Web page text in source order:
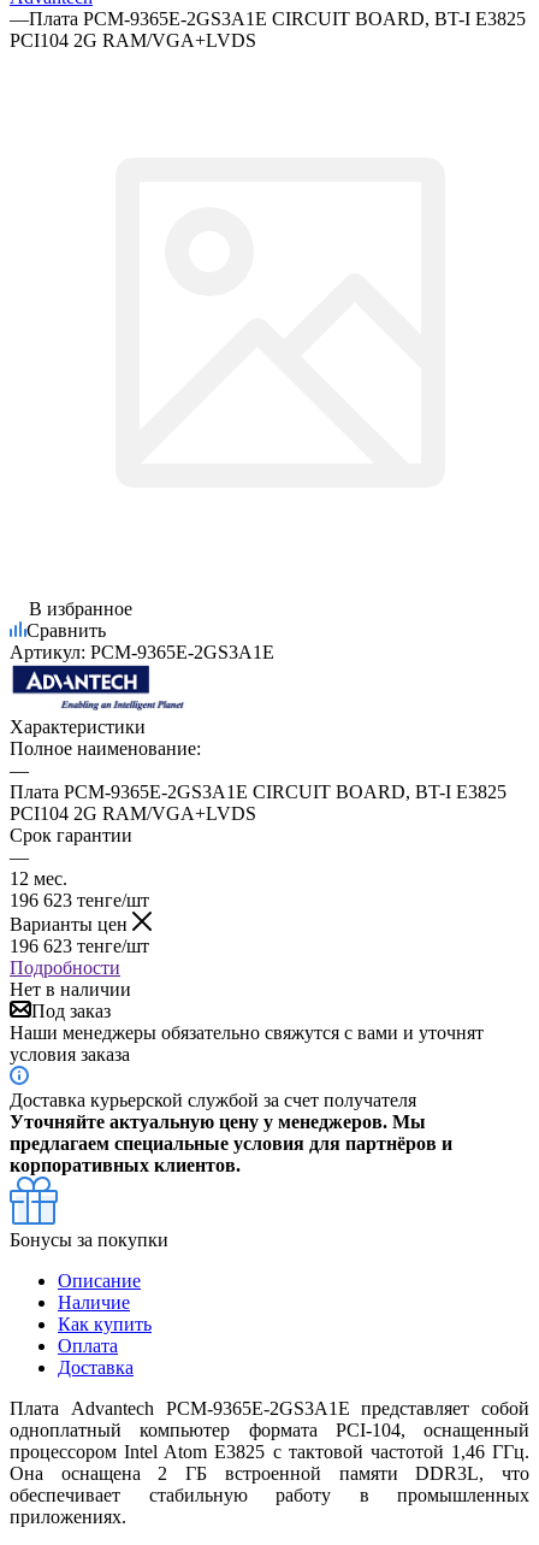
—Плата PCM-9365E-2GS3A1E CIRCUIT BOARD, BT-I E3825
PCI104 2G RAM/VGA+LVDS
В избранное
Сравнить
Артикул: PCM-9365E-2GS3A1E
Характеристики
Полное наименование:
—
Плата PCM-9365E-2GS3A1E CIRCUIT BOARD, BT-I E3825
PCI104 2G RAM/VGA+LVDS
Срок гарантии
—
12 мес.
196 623 тенге/шт
Варианты цен
196 623 тенге/шт
Подробности
Нет в наличии
Под заказ
Наши менеджеры обязательно свяжутся с вами и уточнят
условия заказа
Доставка курьерской службой за счет получателя
Уточняйте актуальную цену у менеджеров. Мы
предлагаем специальные условия для партнёров и
корпоративных клиентов.
Бонусы за покупки
Описание
Наличие
Как купить
Оплата
Доставка
Плата Advantech PCM-9365E-2GS3A1E представляет собой
одноплатный компьютер формата PCI-104, оснащенный
процессором Intel Atom E3825 с тактовой частотой 1,46 ГГц.
Она оснащена 2 ГБ встроенной памяти DDR3L, что
обеспечивает стабильную работу в промышленных
приложениях.